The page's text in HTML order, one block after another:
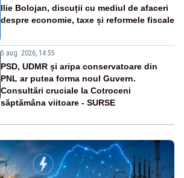
Ilie Bolojan, discuții cu mediul de afaceri
despre economie, taxe și reformele fiscale
5 aug. 2026, 14:55
PSD, UDMR și aripa conservatoare din
PNL ar putea forma noul Guvern.
Consultări cruciale la Cotroceni
săptămâna viitoare - SURSE